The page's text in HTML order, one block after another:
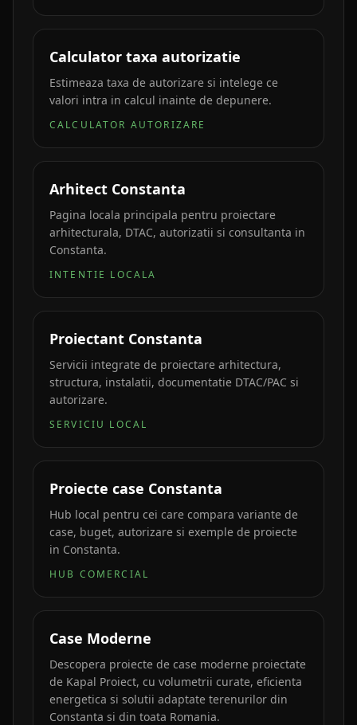
Calculator taxa autorizatie
Estimeaza taxa de autorizare si intelege ce
valori intra in calcul inainte de depunere.
CALCULATOR AUTORIZARE
Arhitect Constanta
Pagina locala principala pentru proiectare
arhitecturala, DTAC, autorizatii si consultanta in
Constanta.
INTENTIE LOCALA
Proiectant Constanta
Servicii integrate de proiectare arhitectura,
structura, instalatii, documentatie DTAC/PAC si
autorizare.
SERVICIU LOCAL
Proiecte case Constanta
Hub local pentru cei care compara variante de
case, buget, autorizare si exemple de proiecte
in Constanta.
HUB COMERCIAL
Case Moderne
Descopera proiecte de case moderne proiectate
de Kapal Proiect, cu volumetrii curate, eficienta
energetica si solutii adaptate terenurilor din
Constanta si din toata Romania.